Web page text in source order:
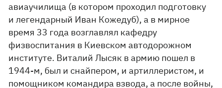
авиаучилища (в котором проходил подготовку
и легендарный Иван Кожедуб), а в мирное
время 33 года возглавлял кафедру
физвоспитания в Киевском автодорожном
институте. Виталий Лысяк в армию пошел в
1944-м, был и снайпером, и артиллеристом, и
помощником командира взвода, а после войны,